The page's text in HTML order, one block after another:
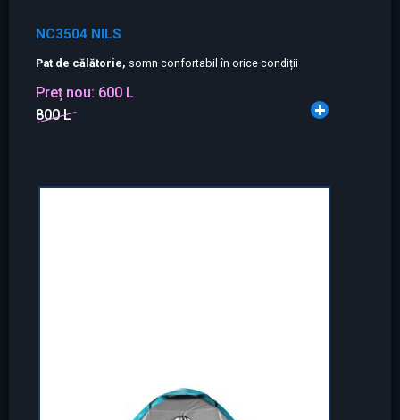
NC3504 NILS
Pat de călătorie, somn confortabil în orice condiții
Preț nou: 600 L
800 L